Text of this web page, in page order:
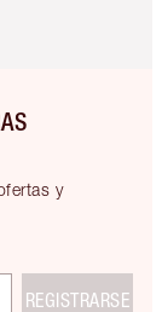
y
REGISTRARSE